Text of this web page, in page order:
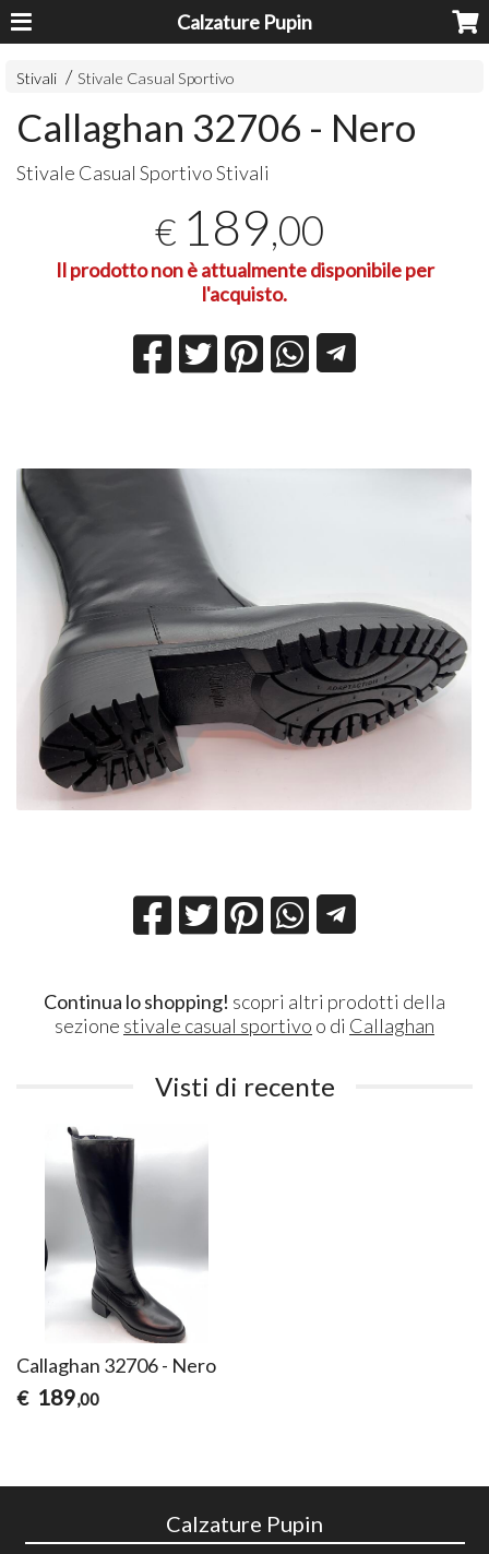
Calzature Pupin
Stivali Stivale Casual Sportivo
Callaghan 32706 - Nero
Stivale Casual Sportivo Stivali
€ 189,00
Il prodotto non è attualmente disponibile per
l'acquisto.
Continua lo shopping! scopri altri prodotti della
sezione stivale casual sportivo o di Callaghan
Visti di recente
Callaghan 32706 - Nero
€ 189,00
Calzature Pupin